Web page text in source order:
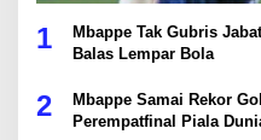
1
Mbappe Tak Gubris
Balas Lempar Bola
2
Mbappe Samai Rekor
Perempatfinal Piala